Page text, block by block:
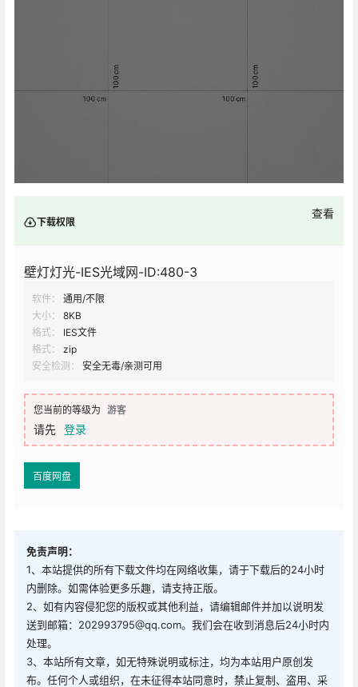
下载权限
查看
壁灯灯光-IES光域网-ID:480-3
软件：
通用/不限
大小：
8KB
格式：
IES文件
格式：
zip
安全检测：
安全无毒/亲测可用
您当前的等级为 游客
请先 登录
百度网盘
免责声明：
1、本站提供的所有下载文件均在网络收集，请于下载后的24小时
内删除。如需体验更多乐趣，请支持正版。
2、如有内容侵犯您的版权或其他利益，请编辑邮件并加以说明发
送到邮箱：202993795@qq.com。我们会在收到消息后24小时内
处理。
3、本站所有文章，如无特殊说明或标注，均为本站用户原创发
布。任何个人或组织，在未征得本站同意时，禁止复制、盗用、采